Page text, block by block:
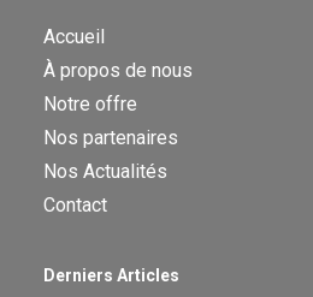
Accueil
À propos de nous
Notre offre
Nos partenaires
Nos Actualités
Contact
Derniers Articles